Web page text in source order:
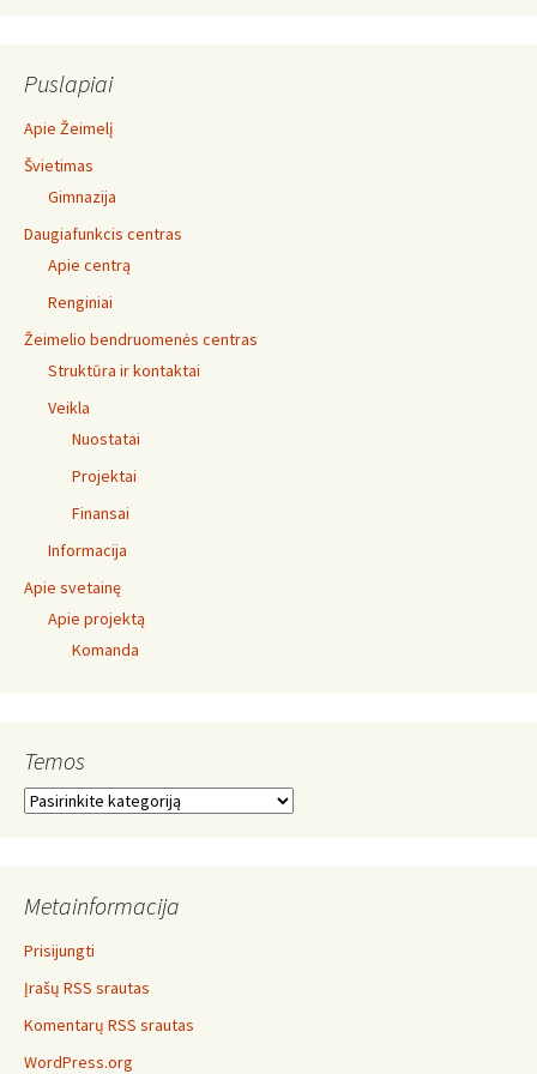
Puslapiai
Apie Žeimelį
Švietimas
Gimnazija
Daugiafunkcis centras
Apie centrą
Renginiai
Žeimelio bendruomenės centras
Struktūra ir kontaktai
Veikla
Nuostatai
Projektai
Finansai
Informacija
Apie svetainę
Apie projektą
Komanda
Temos
Temos
Metainformacija
Prisijungti
Įrašų RSS srautas
Komentarų RSS srautas
WordPress.org